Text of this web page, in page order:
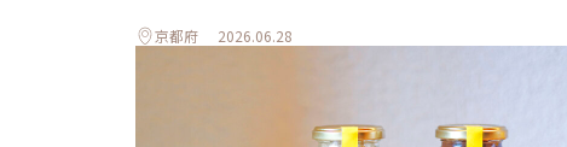
京都府 2026.06.28